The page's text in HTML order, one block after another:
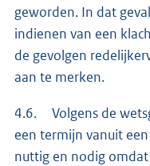
geworden. In dat
indienen van een
de gevolgen
aan te merken.
4.6. Volgens de
een termijn vanuit
nuttig en nodig